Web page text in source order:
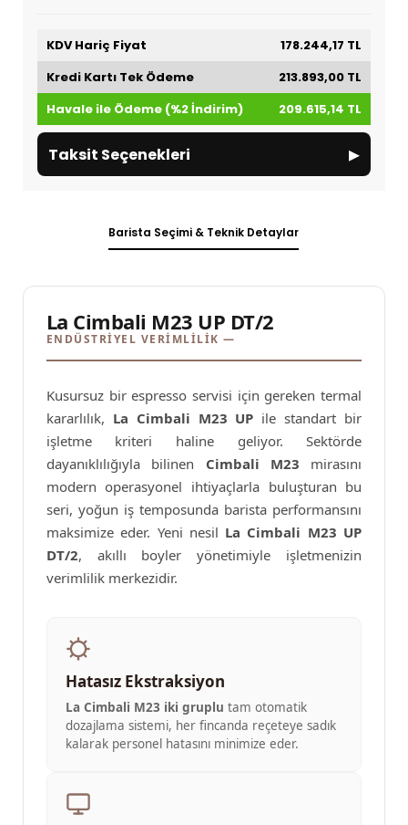
KDV Hariç Fiyat
178.244,17 TL
Kredi Kartı Tek Ödeme
213.893,00 TL
Havale ile Ödeme (%2 İndirim)
209.615,14 TL
Taksit Seçenekleri ▸
Barista Seçimi & Teknik Detaylar
La Cimbali M23 UP DT/2
ENDÜSTRIYEL VERIMLILIK —
Kusursuz bir espresso servisi için gereken termal
kararlılık, La Cimbali M23 UP ile standart bir
işletme kriteri haline geliyor. Sektörde
dayanıklılığıyla bilinen Cimbali M23 mirasını
modern operasyonel ihtiyaçlarla buluşturan bu
seri, yoğun iş temposunda barista performansını
maksimize eder. Yeni nesil La Cimbali M23 UP
DT/2, akıllı boyler yönetimiyle işletmenizin
verimlilik merkezidir.
Hatasız Ekstraksiyon
La Cimbali M23 iki gruplu tam otomatik
dozajlama sistemi, her fincanda reçeteye sadık
kalarak personel hatasını minimize eder.